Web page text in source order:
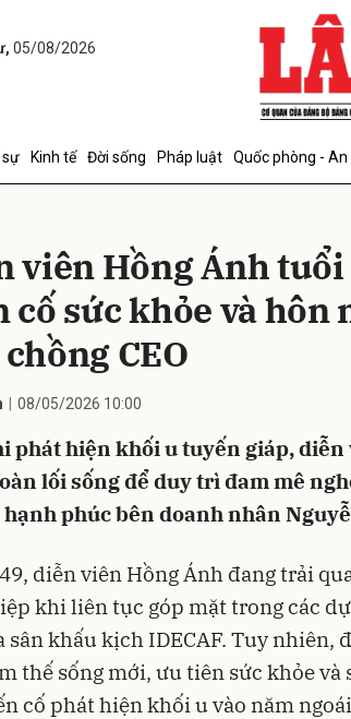
05/08/2026
sự Kinh tế Đời sống Pháp luật Quốc phòng - An
viên Hồng Ánh
cố sức khỏe và hôn
CEO
08/05/2026 10:00
phát hiện khối u tuyến giáp,
lối sống để duy trì đam mê
phúc bên doanh nhân
diễn viên Hồng Ánh đang trải
khi liên tục góp mặt trong các
sân khấu kịch IDECAF. Tuy nhiên,
thế sống mới, ưu tiên sức khỏe và
cố phát hiện khối u vào năm
Gửi bình luận